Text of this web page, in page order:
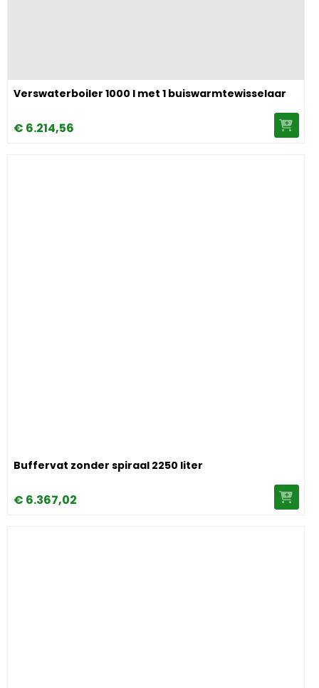
Image Verswaterboiler 1000 l met 1 buiswarmtewisselaar
Verswaterboiler 1000 l met 1 buiswarmtewisselaar
€ 6.214,56
Image Buffervat zonder spiraal 2250 liter
Buffervat zonder spiraal 2250 liter
€ 6.367,02